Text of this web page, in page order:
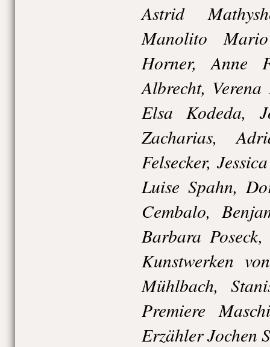
Astrid
Manolito
Horner, Anne
Albrecht,
Elsa Kodeda,
Zacharias,
Felsecker,
Luise Spahn,
Cembalo,
Barbara
Kunstwerken
Mühlbach,
Premiere
Erzähler Jochen